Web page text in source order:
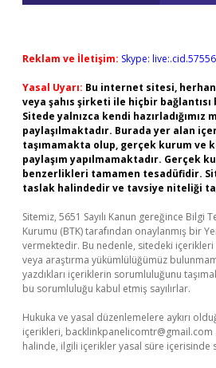
Reklam ve İletişim: Skype:
Yasal Uyarı: Bu internet sitesi,
veya şahıs şirketi ile hiçbir
Sitede yalnızca kendi hazırladığımız
paylaşılmaktadır. Burada yer alan
taşımamakta olup, gerçek kurum ve
paylaşım yapılmamaktadır. Gerçek
benzerlikleri tamamen tesadüfidir.
taslak halindedir ve tavsiye niteliği
Sitemiz, 5651 Sayılı Kanun gereğince Bilgi
Kurumu (BTK) tarafından onaylanmış bir
vermektedir. Bu nedenle, sitedeki
veya araştırma yükümlülüğümüz
yazdıkları içeriklerin sorumluluğunu
bu sorumluluğu kabul etmiş sayılırlar.
Hukuka ve yasal düzenlemelere aykırı
içerikleri, backlinkpanelicomtr@gmail.com
halinde, ilgili içerikler yasal süre içerisinde